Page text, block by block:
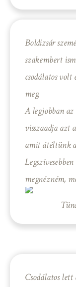
Boldizsár
szakembert
csodálatos
meg.
A legjobban
visszaadja azt
amit átéltünk
megnézném,
Csodálatos